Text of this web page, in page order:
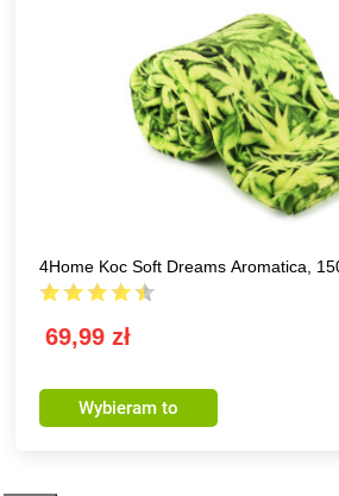
Avenberg Fotel relaksacyjny
beżowy
Wybieram to